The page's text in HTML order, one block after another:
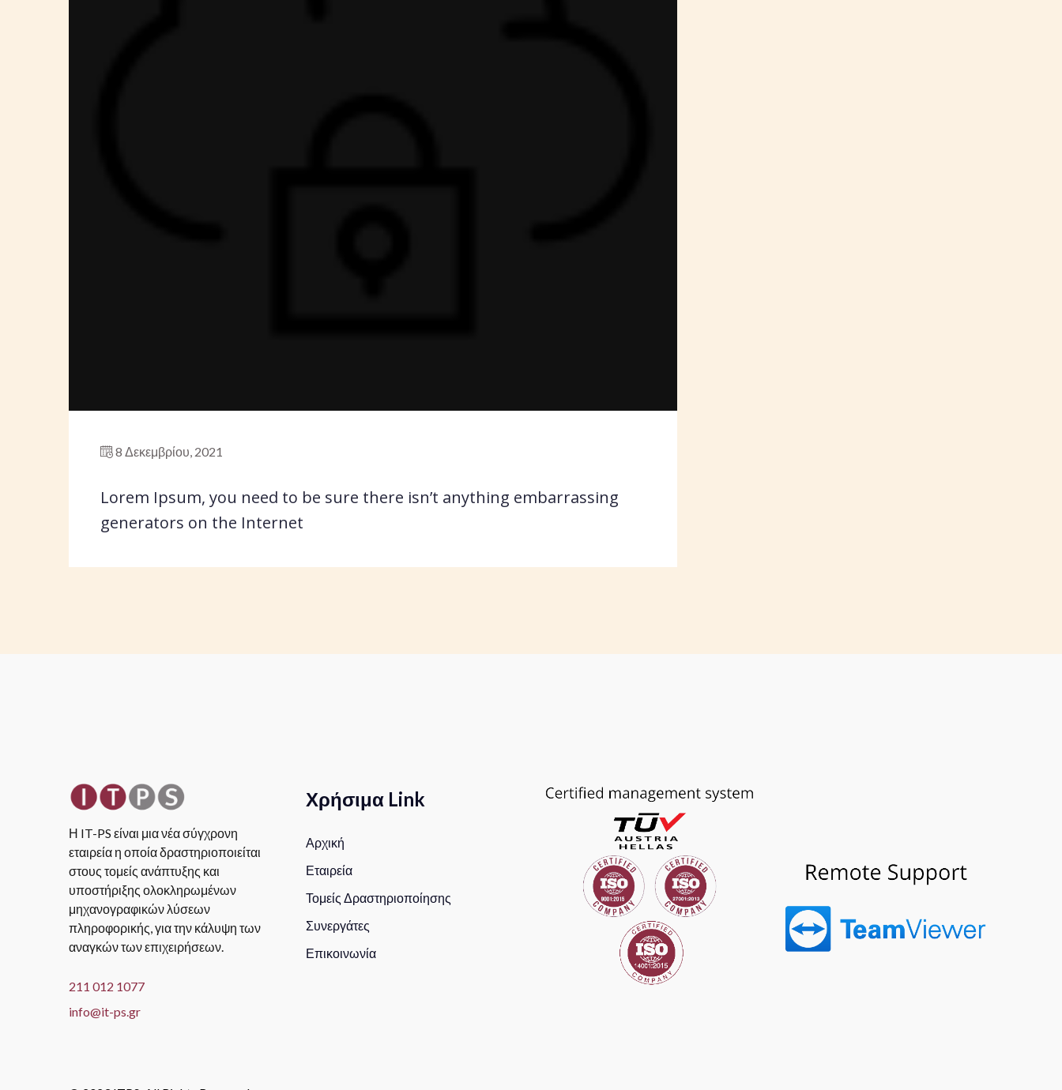
8 Δεκεμβρίου, 2021
Lorem Ipsum, you need to be sure there isn’t anything embarrassing
generators on the Internet
Η IT-PS είναι μια νέα σύγχρονη
εταιρεία η οποία δραστηριοποιείται
στους τομείς ανάπτυξης και
υποστήριξης ολοκληρωμένων
μηχανογραφικών λύσεων
πληροφορικής, για την κάλυψη των
αναγκών των επιχειρήσεων.
211 012 1077
info@it-ps.gr
Χρήσιμα Link
Αρχική
Εταιρεία
Τομείς Δραστηριοποίησης
Συνεργάτες
Επικοινωνία